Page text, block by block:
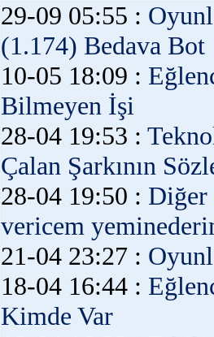
29-09 05:55 :
(1.174) Bedava Bot
10-05 18:09 :
Bilmeyen İşi
28-04 19:53 :
Çalan Şarkının
28-04 19:50 : Diğer
vericem
21-04 23:27 :
18-04 16:44 :
Kimde Var